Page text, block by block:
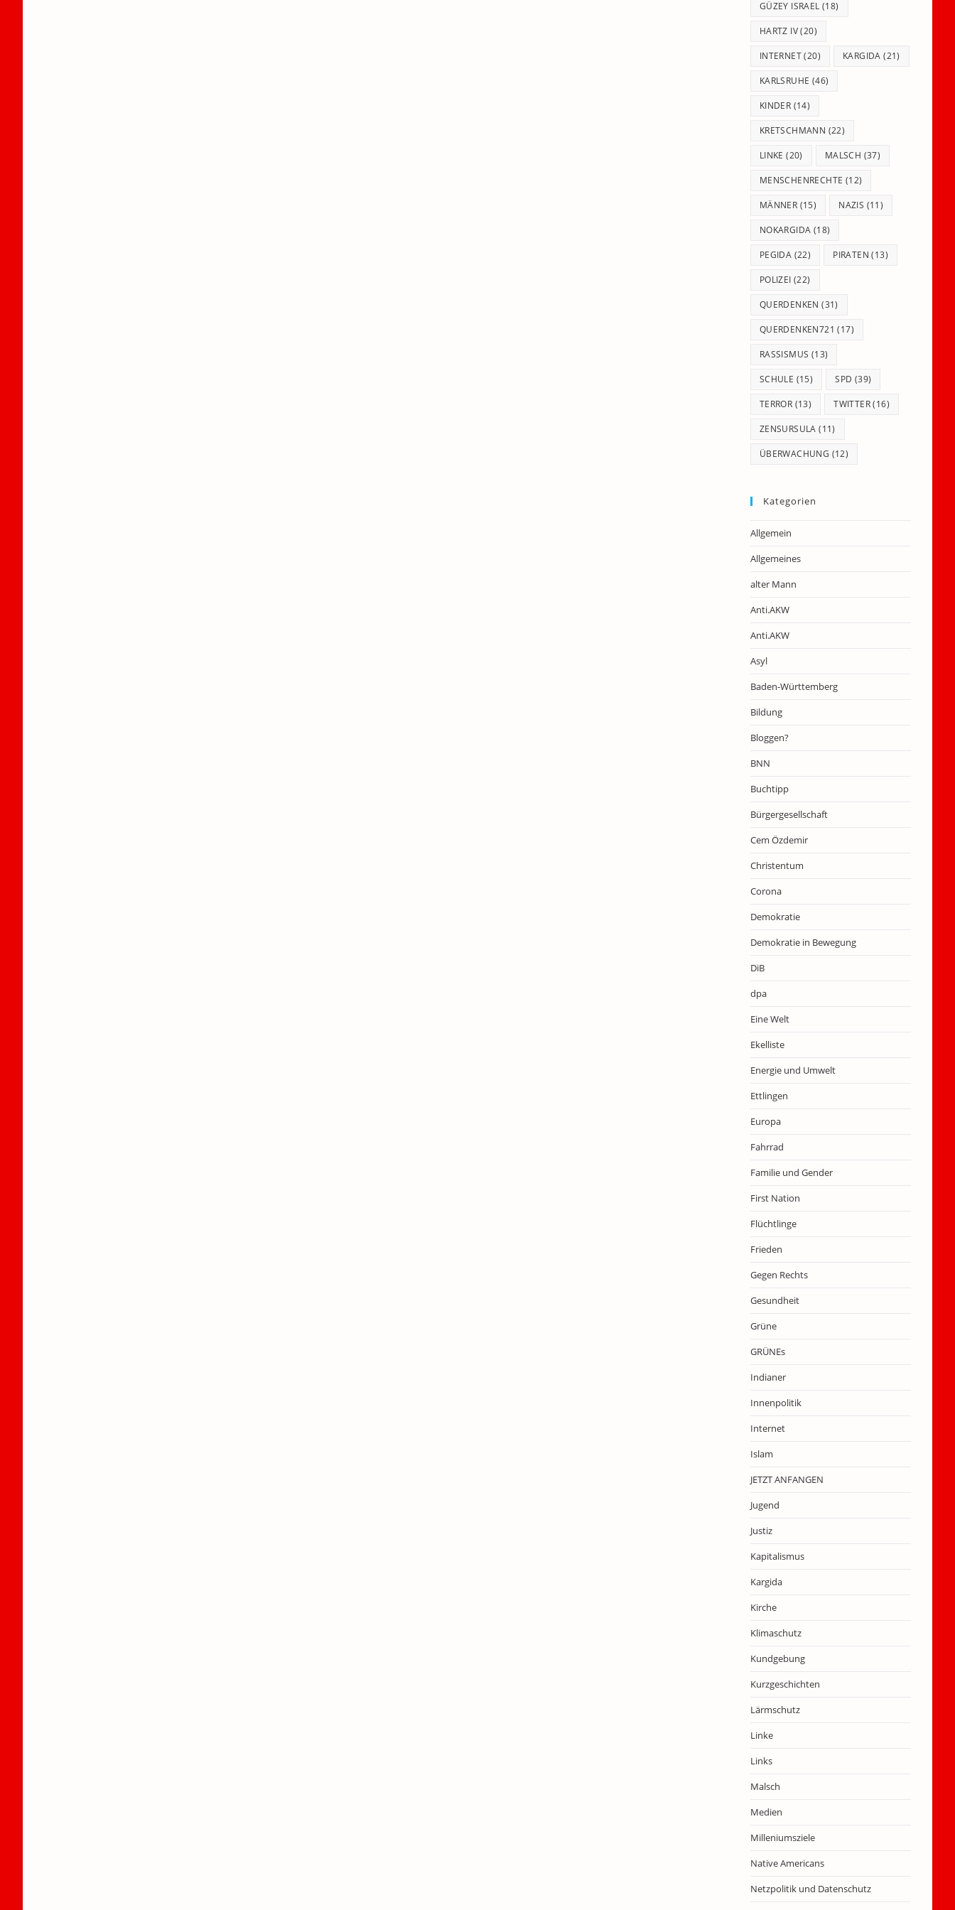
GÜZEY ISRAEL (18)
HARTZ IV(20)
INTERNET(20) KARGIDA (21)
KARLSRUHE (46)
KINDER (14)
KRETSCHMANN (22)
LINKE (20) MALSCH (37)
MENSCHENRECHTE (12)
MÄNNER (15) NAZIS (11)
NOKARGIDA (18)
PEGIDA (22) PIRATEN (13)
POLIZEI (22)
QUERDENKEN (31)
QUERDENKEN721 (17)
RASSISMUS (13)
SCHULE (15) SPD (39)
TERROR (13) TWITTER(16)
ZENSURSULA (11)
ÜBERWACHUNG (12)
Kategorien
Allgemein
Allgemeines
alter Mann
Anti.AKW
Anti.AKW
Asyl
Baden-Württemberg
Bildung
Bloggen?
BNN
Buchtipp
Bürgergesellschaft
Cem Özdemir
Christentum
Corona
Demokratie
Demokratie in Bewegung
DiB
dpa
Eine Welt
Ekelliste
Energie und Umwelt
Ettlingen
Europa
Fahrrad
Familie und Gender
First Nation
Flüchtlinge
Frieden
Gegen Rechts
Gesundheit
Grüne
GRÜNEs
Indianer
Innenpolitik
Internet
Islam
JETZT ANFANGEN
Jugend
Justiz
Kapitalismus
Kargida
Kirche
Klimaschutz
Kundgebung
Kurzgeschichten
Lärmschutz
Linke
Links
Malsch
Medien
Milleniumsziele
Native Americans
Netzpolitik und Datenschutz